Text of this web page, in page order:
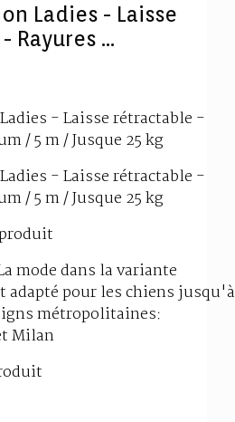
Ladies - Laisse
Rayures ...
- Laisse rétractable -
/ 5 m / Jusque 25 kg
- Laisse rétractable -
/ 5 m / Jusque 25 kg
mode dans la variante
adapté pour les chiens jusqu'à
métropolitaines:
Milan